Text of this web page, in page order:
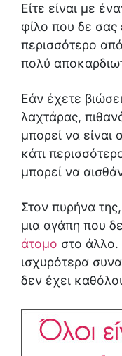
Είτε είναι με
φίλο που δε σας
περισσότερο από
πολύ
Εάν έχετε
λαχτάρας,
μπορεί να είναι
κάτι
μπορεί να
Στον πυρήνα
μια αγάπη που
άτομο στο άλλο.
ισχυρότερα
δεν έχει